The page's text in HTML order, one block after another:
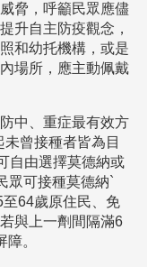
脅，呼籲民眾應儘
升自主防疫觀念，
和幼托機構，或是
場所，應主動佩戴
中、重症最有效方
曾接種者皆為目
自由選擇莫德納或
眾可接種莫德納`
64歲原住民、免
與上一劑間隔滿6
。